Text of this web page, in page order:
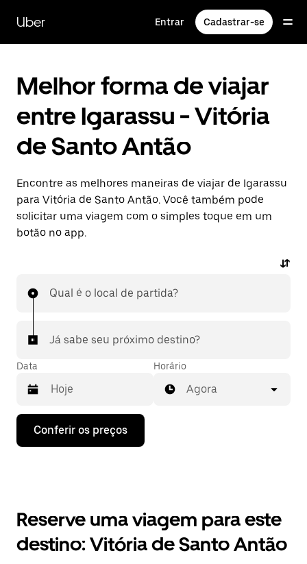
para
conteúdo
Uber Entrar Cadastrar-se
Melhor forma de viajar
entre Igarassu - Vitória
de Santo Antão
Encontre as melhores maneiras de viajar de Igarassu
para Vitória de Santo Antão. Você também pode
solicitar uma viagem com o simples toque em um
botão no app.
Qual é o local de partida?
Já sabe seu próximo destino?
Data
Pressione
seta
o
e
Horário
Agora
Conferir os preços
Reserve uma viagem para este
destino: Vitória de Santo Antão